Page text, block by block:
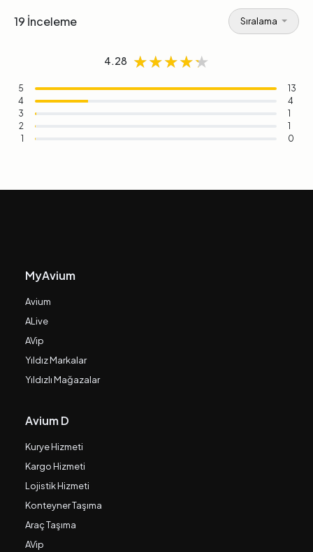
19 İnceleme Sıralama
4.28 ★★★★★
★★★★★
★★★★★
5
13
4
4
3
1
2
1
1
0
MyAvium
Avium
ALive
AVip
Yıldız Markalar
Yıldızlı Mağazalar
Avium D
Kurye Hizmeti
Kargo Hizmeti
Lojistik Hizmeti
Konteyner Taşıma
Araç Taşıma
AVip